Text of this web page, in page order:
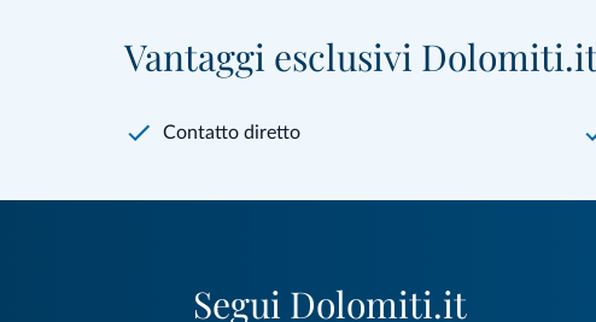
Vantaggi esclusivi
Contatto diretto
Segui Dolomiti.it